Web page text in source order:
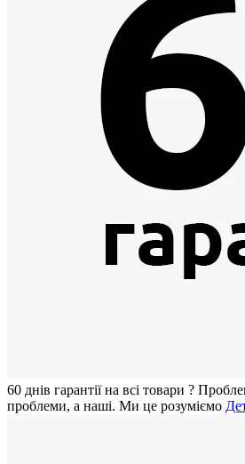
60 днiв гарантії на всi товари ?
проблеми, а наші. Ми це розуміємо